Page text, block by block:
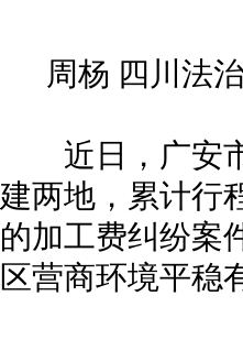
周杨 四川法治
近日，广安市
建两地，累计行
的加工费纠纷案
区营商环境平稳